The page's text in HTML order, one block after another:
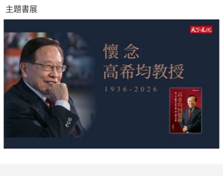
主題書展